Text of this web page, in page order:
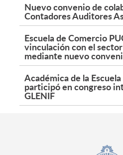
Nuevo convenio de
Contadores Auditores
Escuela de Comercio
vinculación con el
mediante nuevo
Académica de la
participó en congreso
GLENIF